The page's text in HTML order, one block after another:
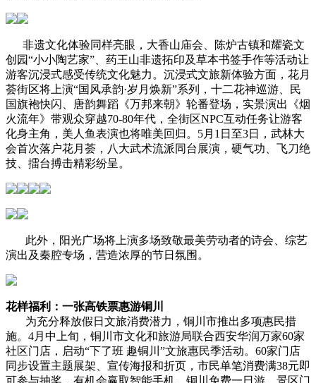
非遗文化体验同样亮眼，大香山庙会、陈炉古镇和耀瓷文
创园“小小陶艺家”、药王山非遗拓印及草本书签手作等活动让
游客沉浸式感受传统文化魅力。沉浸式文旅新体验方面，花月
荟街区将上演“国风承韵·岁月焕新”系列，十二花神巡游、民
国旗袍快闪、唐韵舞蹈《万邦来朝》轮番登场，实景演出《烟
火流年》带观众穿越70-80年代，全街区NPC互动任务让游客
化身主角，美人鱼表演也将唯美回归。5月1日至3日，武林大
会首次落户花月荟，八大武术流派同台展演，硬气功、飞刀绝
技、擂台搏击精彩纷呈。
此外，阳光广场将上演多场致敬最美劳动者的诗会、综艺
演出及秦腔专场，营造浓厚的节日氛围。
花样福利：一张高铁票惠游铜川
为充分释放假日文旅消费潜力，铜川市推出多项惠民措
施。4月中上旬，铜川市文化和旅游局联合西安华润万家60家
社区门店，启动“下了班 趣铜川”文旅惠民季活动。60家门店
同步设置主题展架、宣传海报和折页，市民单笔消费满38元即
可参与抽奖，有机会赢取智能手机、铜川免费一日游、景区门